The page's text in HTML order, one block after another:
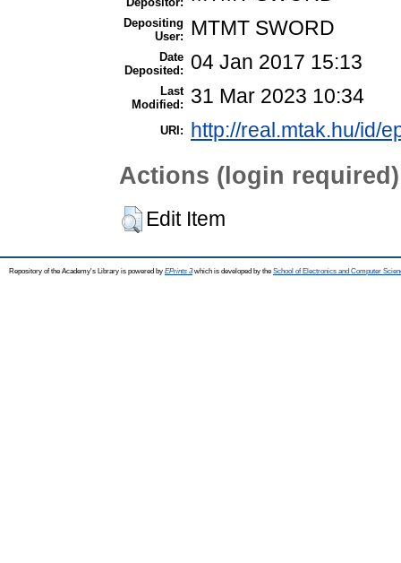
Depositing
User:
MTMT SWORD
Date
Deposited:
04 Jan 2017 15:13
Last
Modified:
31 Mar 2023 10:34
URI: http://real.mtak.hu/id/
Actions (login required)
Edit Item
Repository of the Academy's Library is powered by EPrints 3which is developed by the School of Electronics and Computer